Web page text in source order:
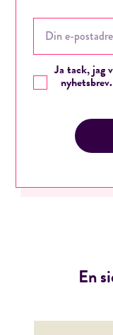
Ja tack, jag
nyhetsbrev.
En